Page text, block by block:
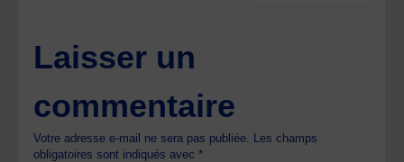
Laisser un
commentaire
Votre adresse e-mail ne sera pas publiée. Les champs
obligatoires sont indiqués avec*